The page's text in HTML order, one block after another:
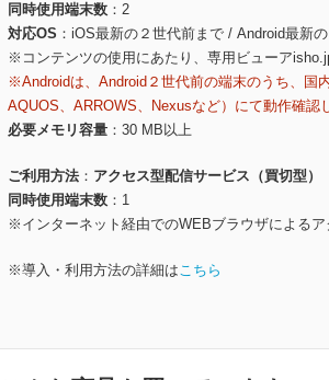
同時使用端末数
2
対応OS
iOS最新の２世代前まで / Android最新
※コンテンツの使用にあたり、専用ビューア
※Androidは、Android２世代前の端末のうち、国
AQUOS、ARROWS、Nexusなど）にて動作確認
必要メモリ容量
30 MB以上
ご利用方法
アクセス型配信サービス（買切型）
同時使用端末数
1
※インターネット経由でのWEBブラウザによるア
※導入・利用方法の詳細はこちら